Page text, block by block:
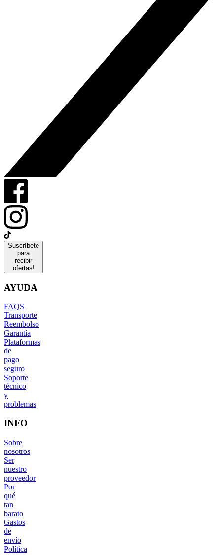
Suscríbete
para
recibir
ofertas!
AYUDA
FAQS
Transporte
Reembolso
Garantía
Plataformas
de
pago
seguro
Soporte
técnico
y
problemas
INFO
Sobre
nosotros
Ser
nuestro
proveedor
Por
qué
tan
barato
Gastos
de
envío
Política